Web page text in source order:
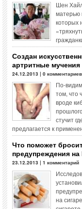
Шен
матерью
которых
Создан
артритные мучения
24.12.2013 | 0 комментариев
По-
том, что
вроде
стучит
предлагается к
Что поможет
предупреждения
23.12.2013 | 1 комментарий
на